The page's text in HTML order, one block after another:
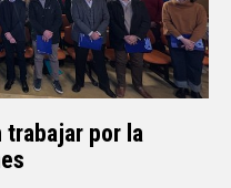
trabajar por la